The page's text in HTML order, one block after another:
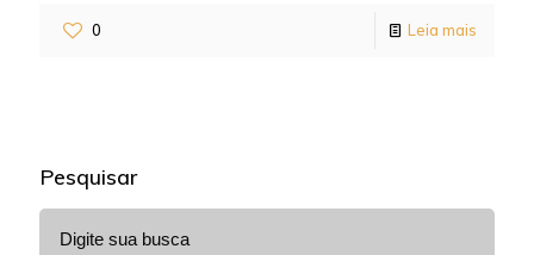
0 Leia mais
Pesquisar